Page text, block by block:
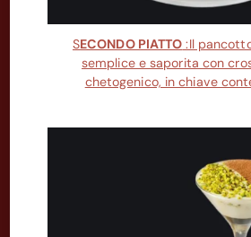
SECONDO PIATTO :Il
semplice e saporita con
chetogenico, in chiave